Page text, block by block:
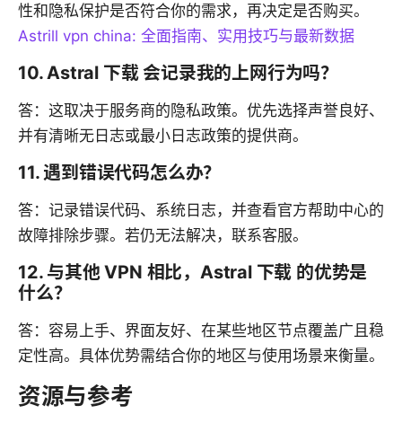
性和隐私保护是否符合你的需求，再决定是否购买。
Astrill vpn china: 全面指南、实用技巧与最新数据
10. Astral 下载 会记录我的上网行为吗？
答：这取决于服务商的隐私政策。优先选择声誉良好、
并有清晰无日志或最小日志政策的提供商。
11. 遇到错误代码怎么办？
答：记录错误代码、系统日志，并查看官方帮助中心的
故障排除步骤。若仍无法解决，联系客服。
12. 与其他 VPN 相比，Astral 下载 的优势是
什么？
答：容易上手、界面友好、在某些地区节点覆盖广且稳
定性高。具体优势需结合你的地区与使用场景来衡量。
资源与参考